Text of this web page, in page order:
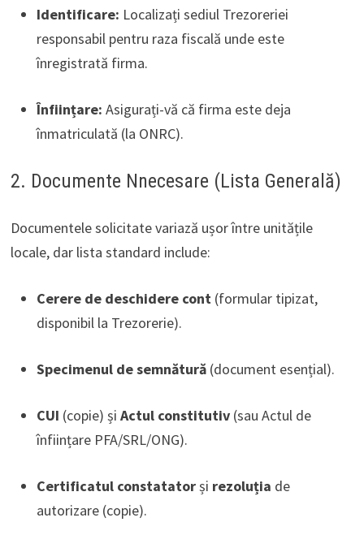
Identificare: Localizați sediul Trezoreriei
responsabil pentru raza fiscală unde este
înregistrată firma.
Înființare: Asigurați-vă că firma este deja
înmatriculată (la ONRC).
2. Documente Nnecesare (Lista Generală)
Documentele solicitate variază ușor între unitățile
locale, dar lista standard include:
Cerere de deschidere cont(formular tipizat,
disponibil la Trezorerie).
Specimenul de semnătură(document esențial).
CUI (copie) și Actul constitutiv(sau Actul de
înființare PFA/SRL/ONG).
Certificatul constatatorși rezoluția de
autorizare (copie).